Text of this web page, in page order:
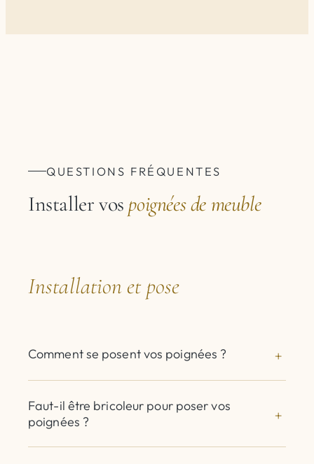
QUESTIONS FRÉQUENTES
Installer vos poignées de meuble
Installation et pose
Comment se posent vos poignées ?
Faut-il être bricoleur pour poser vos
poignées ?